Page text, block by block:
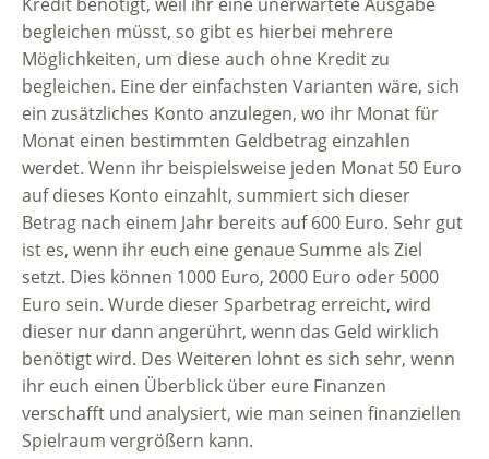
begleichen müsst, so gibt es hierbei mehrere
Möglichkeiten, um diese auch ohne Kredit zu
begleichen. Eine der einfachsten Varianten wäre, sich
ein zusätzliches Konto anzulegen, wo ihr Monat für
Monat einen bestimmten Geldbetrag einzahlen
werdet. Wenn ihr beispielsweise jeden Monat 50 Euro
auf dieses Konto einzahlt, summiert sich dieser
Betrag nach einem Jahr bereits auf 600 Euro. Sehr gut
ist es, wenn ihr euch eine genaue Summe als Ziel
setzt. Dies können 1000 Euro, 2000 Euro oder 5000
Euro sein. Wurde dieser Sparbetrag erreicht, wird
dieser nur dann angerührt, wenn das Geld wirklich
benötigt wird. Des Weiteren lohnt es sich sehr, wenn
ihr euch einen Überblick über eure Finanzen
verschafft und analysiert, wie man seinen finanziellen
Spielraum vergrößern kann.